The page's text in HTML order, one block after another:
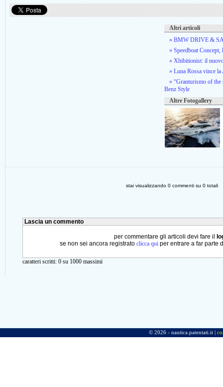
Altri articoli
» BMW DRIVE &
» Speedboat Concept,
» Xhibitionist: il
» Luna Rossa vince
» “Granturismo of
Benz Style
Altre Fotogallery
stai visualizzando 0commenti su 0totali
Lascia un commento
per commentare gli articoli devi fare il
se non sei ancora registrato clicca quiper entrare a far parte
caratteri scritti: 0 su 1000 massimi
© 2026 - nautica.patentati.it |